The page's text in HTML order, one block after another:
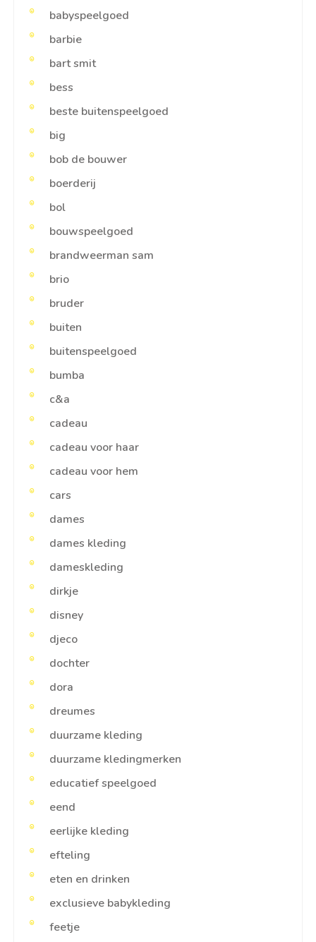
babyspeelgoed
barbie
bart smit
bess
beste buitenspeelgoed
big
bob de bouwer
boerderij
bol
bouwspeelgoed
brandweerman sam
brio
bruder
buiten
buitenspeelgoed
bumba
c&a
cadeau
cadeau voor haar
cadeau voor hem
cars
dames
dames kleding
dameskleding
dirkje
disney
djeco
dochter
dora
dreumes
duurzame kleding
duurzame kledingmerken
educatief speelgoed
eend
eerlijke kleding
efteling
eten en drinken
exclusieve babykleding
feetje